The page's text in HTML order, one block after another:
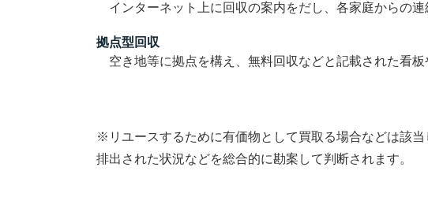
インターネット上に回収の案内をだし、各家庭からの
拠点型回収
空き地等に拠点を構え、無料回収などと記載された看
※リユースするために有価物として買取る場合などは該
排出された状況などを総合的に勘案して判断されます。